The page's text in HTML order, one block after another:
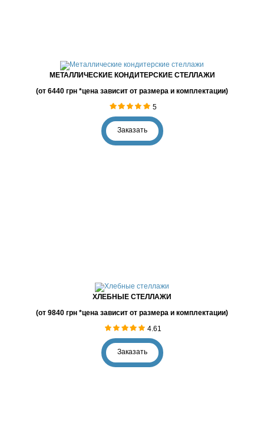
МЕТАЛЛИЧЕСКИЕ КОНДИТЕРСКИЕ СТЕЛЛАЖИ
(от 6440 грн *цена зависит от размера и комплектации)
5
Заказать
ХЛЕБНЫЕ СТЕЛЛАЖИ
(от 9840 грн *цена зависит от размера и комплектации)
4.61
Заказать